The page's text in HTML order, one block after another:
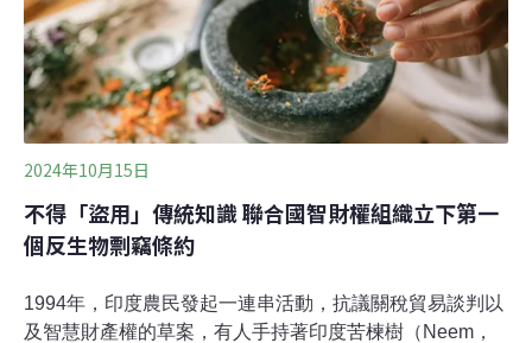
安全孵化。《衛報》報導，植狡蛛生存的低地濕地棲地面
臨大規模劣化和破壞，數量變得極為稀有。植狡蛛在2010
年瀕臨滅絕，在英國皇家鳥類保護協會（RSPB）與民間
野
2024年10月15日
不得「盜用」傳統知識 聯合國智財權組織立下第一
個反生物剽竊條約
1994年，印度農民發起一連串活動，抗議關稅貿易談判以
及智慧財產權的草案，有人手持著印度苦楝樹（Neem，